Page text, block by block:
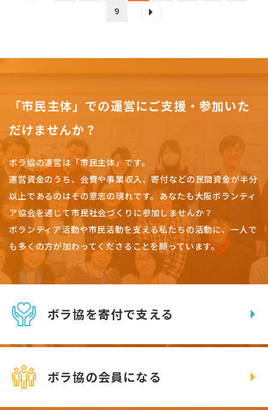
9
「市民主体」での運営にご支援・参加いた
だけませんか？
ボラ協の運営は「市民主体」です。
運営資金のうち、会費や事業収入、寄付などの民間資金が半分
以上であるのはその意志の現れです。 あなたも大阪ボランティ
ア協会を通じて市民社会づくりに参加しませんか？
ボランティア活動や市民活動を支える私たちの活動に、一人で
も多くの方が加わってくださることを願っています。
ボラ協を寄付で支える
ボラ協の会員になる